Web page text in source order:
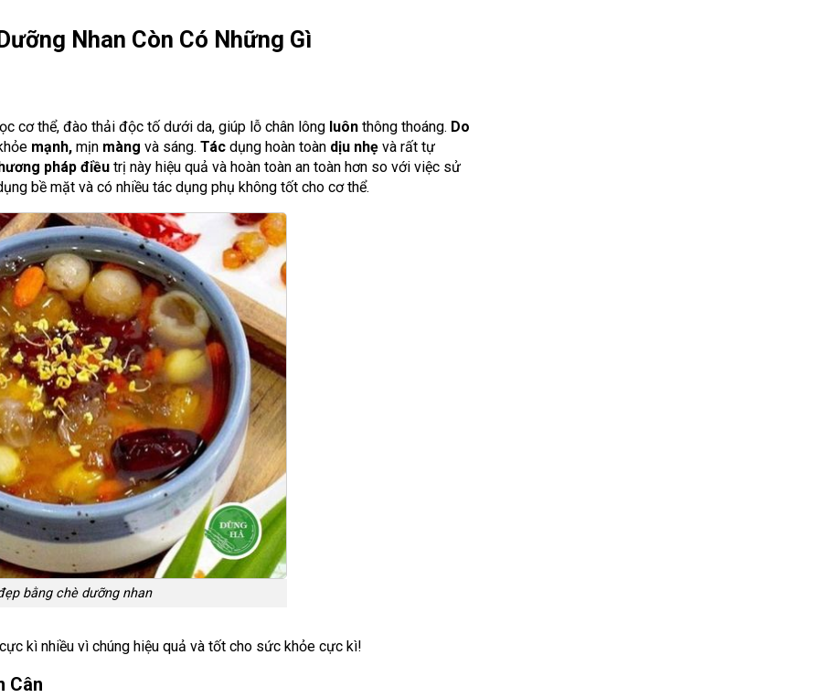
Nhan Còn Có Những Gì
cơ thể, đào thải độc tố dưới da, giúp lỗ chân lông luôn thông thoáng. Do
mạnh, mịn màng và sáng. Tác dụng hoàn toàn dịu nhẹ và rất tự
pháp điều trị này hiệu quả và hoàn toàn an toàn hơn so với việc sử
bề mặt và có nhiều tác dụng phụ không tốt cho cơ thể.
bằng chè dưỡng nhan
kì nhiều vì chúng hiệu quả và tốt cho sức khỏe cực kì!
Cân